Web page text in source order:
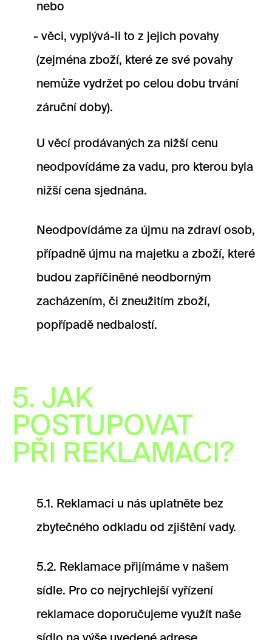
nebo
věci, vyplývá-li to z jejich povahy
(zejména zboží, které ze své povahy
nemůže vydržet po celou dobu trvání
záruční doby).
U věcí prodávaných za nižší cenu
neodpovídáme za vadu, pro kterou byla
nižší cena sjednána.
Neodpovídáme za újmu na zdraví osob,
případně újmu na majetku a zboží, které
budou zapříčiněné neodborným
zacházením, či zneužitím zboží,
popřípadě nedbalostí.
5. JAK
POSTUPOVAT
PŘI REKLAMACI?
5.1. Reklamaci u nás uplatněte bez
zbytečného odkladu od zjištění vady.
5.2. Reklamace přijímáme v našem
sídle. Pro co nejrychlejší vyřízení
reklamace doporučujeme využít naše